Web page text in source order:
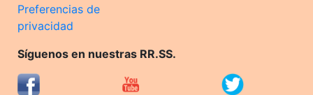
Preferencias de
privacidad
Síguenos en nuestras RR.SS.